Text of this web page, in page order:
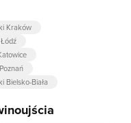
Kraków
Bielsko-Biała